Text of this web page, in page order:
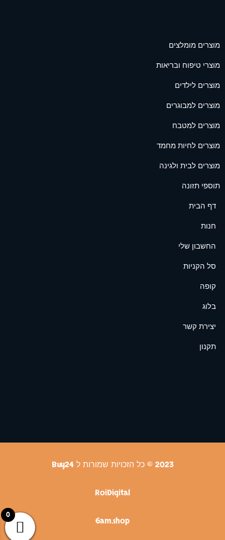
מוצרים מומלצים
מוצרי טיפוח ובריאות
מוצרים לילדים
מוצרים למבוגרים
מוצרים למטבח
מוצרים לחיות מחמד
מוצרים לבית ולגינה
תוספי תזונה
דף הבית
חנות
החשבון שלי
סל הקניות
קופה
בלוג
יצירת קשר
תקנון
2023 © כל הזכויות שמורות ל Buy24
RoiDigital
6am.shop
0